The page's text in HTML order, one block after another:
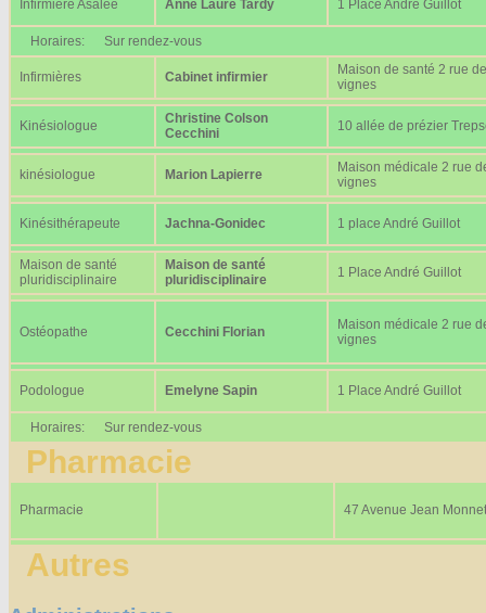
Infirmière Asalée Anne Laure Tardy 1 Place André Guillot
Horaires: Sur rendez-vous
Infirmières Cabinet infirmier
Maison de santé 2 rue
vignes
Kinésiologue
Christine Colson
Cecchini
10 allée de prézier
kinésiologue Marion Lapierre
Maison médicale 2 rue
vignes
Kinésithérapeute Jachna-Gonidec 1 place André Guillot
Maison de santé
pluridisciplinaire
Maison de santé
pluridisciplinaire
1 Place André Guillot
Ostéopathe Cecchini Florian
Maison médicale 2 rue
vignes
Podologue Emelyne Sapin 1 Place André Guillot
Horaires: Sur rendez-vous
Pharmacie
Pharmacie 47 Avenue Jean Monnet
Autres